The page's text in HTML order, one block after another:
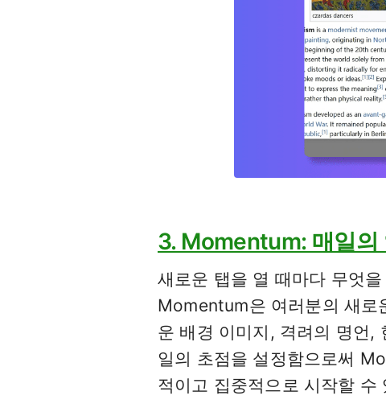
3. Momentum: 매일의
새로운 탭을 열 때마다 무엇
Momentum은 여러분의 새로
운 배경 이미지, 격려의 명언,
일의 초점을 설정함으로써
적이고 집중적으로 시작할 수